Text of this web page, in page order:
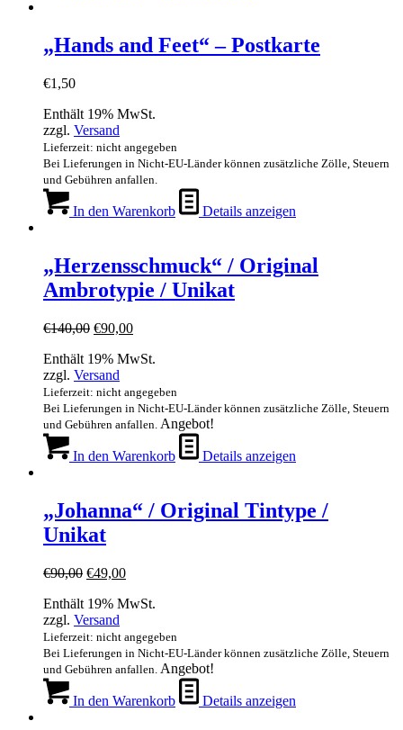
„Hands and Feet“ – Postkarte
€1,50
Enthält 19% MwSt.
zzgl. Versand
Lieferzeit: nicht angegeben
Bei Lieferungen in Nicht-EU-Länder können zusätzliche Zölle, Steuern
und Gebühren anfallen.
In den Warenkorb Details anzeigen
„Herzensschmuck“ / Original
Ambrotypie / Unikat
€140,00 Ursprünglicher
war:
€140,00
€90,00Aktueller
ist:
Enthält 19% MwSt.
zzgl. Versand
Lieferzeit: nicht angegeben
Bei Lieferungen in Nicht-EU-Länder können zusätzliche Zölle, Steuern
und Gebühren anfallen. Angebot!
In den Warenkorb Details anzeigen
„Johanna“ / Original Tintype /
Unikat
€90,00 Ursprünglicher
war:
€90,00
€49,00Aktueller
ist:
Enthält 19% MwSt.
zzgl. Versand
Lieferzeit: nicht angegeben
Bei Lieferungen in Nicht-EU-Länder können zusätzliche Zölle, Steuern
und Gebühren anfallen. Angebot!
In den Warenkorb Details anzeigen